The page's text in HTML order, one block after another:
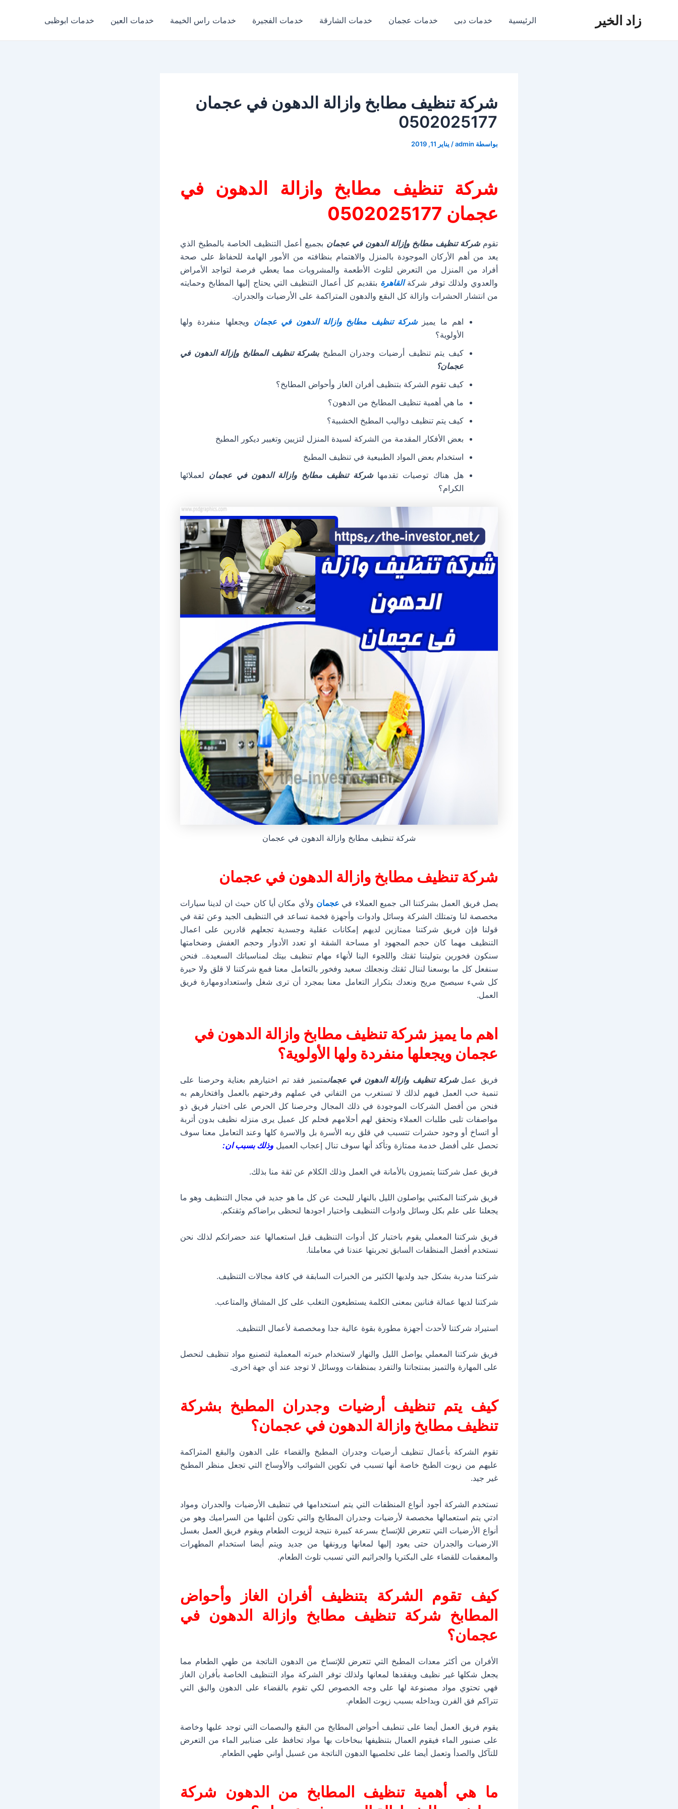
زاد الخير الرئيسية خدمات دبى خدمات عجمان خدمات الشارقة خدمات الفجيرة خدمات راس الخيمة خدمات العين خدمات ابوظبى
شركة تنظيف مطابخ وازالة الدهون في عجمان
0502025177
بواسطة admin
/ يناير 11, 2019
شركة تنظيف مطابخ وازالة الدهون في
عجمان 0502025177
تقومشركة تنظيف مطابخ وإزالة الدهون في عجمان بجميع أعمل التنظيف الخاصة بالمطبخ الذي
يعد من أهم الأركان الموجودة بالمنزل والاهتمام بنظافته من الأمور الهامة للحفاظ على صحة
أفراد من المنزل من التعرض لتلوث الأطعمة والمشروبات مما يعطي فرصة لتواجد الأمراض
والعدوي ولذلك توفر شركةالقاهرة بتقديم كل أعمال التنظيف التي يحتاج إليها المطابخ وحمايته
من انتشار الحشرات وازالة كل البقع والدهون المتراكمة على الأرضيات والجدران.
اهم ما يميز شركة تنظيف مطابخ وازالة الدهون في عجمان ويجعلها منفردة ولها
الأولوية؟
كيف يتم تنظيف أرضيات وجدران المطبخبشركة تنظيف المطابخ وإزالة الدهون في
عجمان؟
كيف تقوم الشركة بتنظيف أفران الغاز وأحواض المطابخ؟
ما هي أهمية تنظيف المطابخ من الدهون؟
كيف يتم تنظيف دواليب المطبخ الخشبية؟
بعض الأفكار المقدمة من الشركة لسيدة المنزل لتزيين وتغيير ديكور المطبخ
استخدام بعض المواد الطبيعية في تنظيف المطبخ
هل هناك توصيات تقدمهاشركة تنظيف مطابخ وازالة الدهون في عجمان لعملائها
الكرام؟
شركة تنظيف مطابخ وازالة الدهون في عجمان
شركة تنظيف مطابخ وازالة الدهون في عجمان
يصل فريق العمل بشركتنا الى جميع العملاء في عجمان ولأي مكان أيا كان حيث ان لدينا سيارات
مخصصة لنا وتمتلك الشركة وسائل وادوات وأجهزة فخمة تساعد في التنظيف الجيد وعن ثقة في
قولنا فإن فريق شركتنا ممتازين لديهم إمكانات عقلية وجسدية تجعلهم قادرين على اعمال
التنظيف مهما كان حجم المجهود او مساحة الشقة او تعدد الأدوار وحجم العفش وضخامتها
سنكون فخورين بتوليتنا ثقتك واللجوء الينا لأنهاء مهام تنظيف بيتك لمناسباتك السعيدة.. فنحن
سنفعل كل ما بوسعنا لننال ثقتك ونجعلك سعيد وفخور بالتعامل معنا فمع شركتنا لا قلق ولا حيرة
كل شيء سيصبح مريح ونعدك بتكرار التعامل معنا بمجرد أن ترى شغل واستعدادومهارة فريق
العمل.
اهم ما يميز شركة تنظيف مطابخ وازالة الدهون في
عجمان ويجعلها منفردة ولها الأولوية؟
فريق عمل شركة تنظيف وازالة الدهون في عجمانمتميز فقد تم اختيارهم بعناية وحرصنا على
تنمية حب العمل فيهم لذلك لا تستغرب من التفاني في عملهم وفرحتهم بالعمل وافتخارهم به
فنحن من أفضل الشركات الموجودة في ذلك المجال وحرصنا كل الحرص على اختيار فريق ذو
مواصفات تلبى طلبات العملاء وتحقق لهم أحلامهم فحلم كل عميل يرى منزله نظيف بدون أتربة
أو اتساخ أو وجود حشرات تتسبب في قلق ربه الأسرة بل والاسرة كلها وعند التعامل معنا سوف
تحصل على أفضل خدمة ممتازة وتأكد أنها سوف تنال إعجاب العميل وذلك بسبب ان:
فريق عمل شركتنا يتميزون بالأمانة في العمل وذلك الكلام عن ثقة منا بذلك.
فريق شركتنا المكتبي يواصلون الليل بالنهار للبحث عن كل ما هو جديد في مجال التنظيف وهو ما
يجعلنا على علم بكل وسائل وادوات التنظيف واختيار اجودها لنحظى براضاكم وثقتكم.
فريق شركتنا المعملي يقوم باختبار كل أدوات التنظيف قبل استعمالها عند حضراتكم لذلك نحن
نستخدم أفضل المنظفات السابق تجربتها عندنا في معاملنا.
شركتنا مدربة بشكل جيد ولديها الكثير من الخبرات السابقة في كافة مجالات التنظيف.
شركتنا لديها عمالة فنانين بمعنى الكلمة يستطيعون التغلب على كل المشاق والمتاعب.
استيراد شركتنا لأحدث أجهزة مطورة بقوة عالية جدا ومخصصة لأعمال التنظيف.
فريق شركتنا المعملي يواصل الليل والنهار لاستخدام خبرته المعملية لتصنيع مواد تنظيف لنحصل
على المهارة والتميز بمنتجاتنا والتفرد بمنظفات ووسائل لا توجد عند أي جهة اخرى.
كيف يتم تنظيف أرضيات وجدران المطبخ بشركة
تنظيف مطابخ وازالة الدهون في عجمان؟
تقوم الشركة بأعمال تنظيف أرضيات وجدران المطبخ والقضاء على الدهون والبقع المتراكمة
عليهم من زيوت الطبخ خاصة أنها تسبب في تكوين الشوائب والأوساخ التي تجعل منظر المطبخ
غير جيد.
تستخدم الشركة أجود أنواع المنظفات التي يتم استخدامها في تنظيف الأرضيات والجدران ومواد
ادتي يتم استعمالها مخصصة لأرضيات وجدران المطابخ والتي تكون أغلبها من السراميك وهو من
أنواع الأرضيات التي تتعرض للإتساخ بسرعة كبيرة نتيجة لزيوت الطعام ويقوم فريق العمل بغسل
الارضيات والجدران حتى يعود إليها لمعانها ورونقها من جديد ويتم أيضا استخدام المطهرات
والمعقمات للقضاء على البكتريا والجراثيم التي تسبب تلوث الطعام.
كيف تقوم الشركة بتنظيف أفران الغاز وأحواض
المطابخ شركة تنظيف مطابخ وازالة الدهون في
عجمان؟
الأفران من أكثر معدات المطبخ التي تتعرض للإتساخ من الدهون الناتجة من طهي الطعام مما
يجعل شكلها غير نظيف ويفقدها لمعانها ولذلك توفر الشركة مواد التنظيف الخاصة بأفران الغاز
فهي تحتوي مواد مصنوعة لها على وجه الخصوص لكي تقوم بالقضاء على الدهون والبق التي
تتراكم فق الفرن وبداخله بسبب زيوت الطعام.
يقوم فريق العمل أيضا على تنطيف أحواض المطابخ من البقع والبصمات التي توجد عليها وخاصة
على صنبور الماء فيقوم العمال بتنظيفها ببخاخات بها مواد تحافظ على صنابير الماء من التعرض
للتآكل والصدأ وتعمل أيضا على تخلصيها الدهون الناتجة من غسيل أواني طهي الطعام.
ما هي أهمية تنظيف المطابخ من الدهون شركة